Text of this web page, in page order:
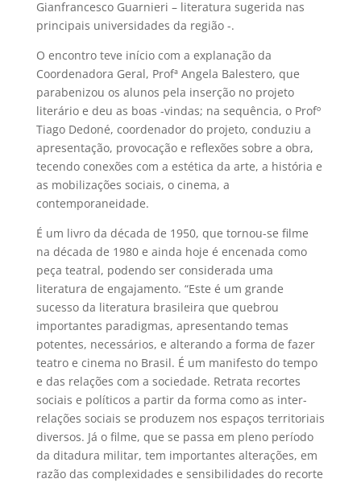
Gianfrancesco Guarnieri – literatura sugerida nas
principais universidades da região -.
O encontro teve início com a explanação da
Coordenadora Geral, Profª Angela Balestero, que
parabenizou os alunos pela inserção no projeto
literário e deu as boas -vindas; na sequência, o Profº
Tiago Dedoné, coordenador do projeto, conduziu a
apresentação, provocação e reflexões sobre a obra,
tecendo conexões com a estética da arte, a história e
as mobilizações sociais, o cinema, a
contemporaneidade.
É um livro da década de 1950, que tornou-se filme
na década de 1980 e ainda hoje é encenada como
peça teatral, podendo ser considerada uma
literatura de engajamento. “Este é um grande
sucesso da literatura brasileira que quebrou
importantes paradigmas, apresentando temas
potentes, necessários, e alterando a forma de fazer
teatro e cinema no Brasil. É um manifesto do tempo
e das relações com a sociedade. Retrata recortes
sociais e políticos a partir da forma como as inter-
relações sociais se produzem nos espaços territoriais
diversos. Já o filme, que se passa em pleno período
da ditadura militar, tem importantes alterações, em
razão das complexidades e sensibilidades do recorte